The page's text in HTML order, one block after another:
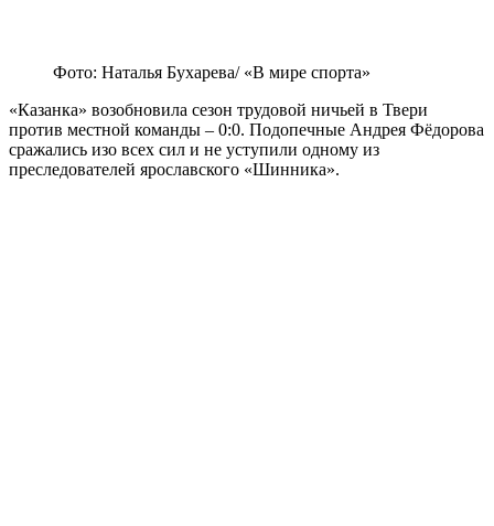
Фото: Наталья Бухарева/ «В мире спорта»
«Казанка» возобновила сезон трудовой ничьей в Твери
против местной команды – 0:0. Подопечные Андрея Фёдорова
сражались изо всех сил и не уступили одному из
преследователей ярославского «Шинника».